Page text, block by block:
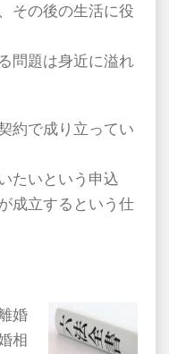
その後の生活に役
問題は身近に溢れ
約で成り立ってい
たいという申込
成立するという仕
婚
相